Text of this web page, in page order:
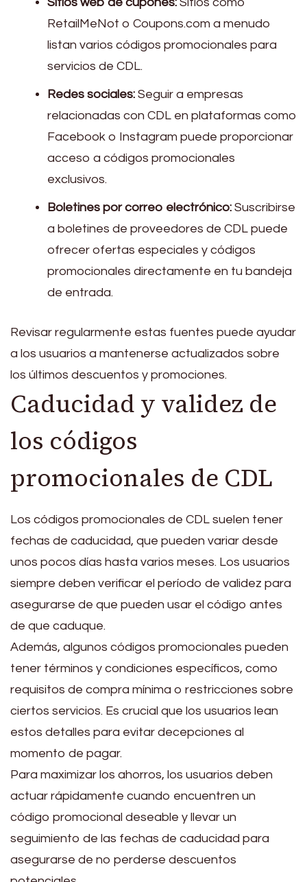
Sitios web de cupones: Sitios como
RetailMeNot o Coupons.com a menudo
listan varios códigos promocionales para
servicios de CDL.
Redes sociales: Seguir a empresas
relacionadas con CDL en plataformas como
Facebook o Instagram puede proporcionar
acceso a códigos promocionales
exclusivos.
Boletines por correo electrónico: Suscribirse
a boletines de proveedores de CDL puede
ofrecer ofertas especiales y códigos
promocionales directamente en tu bandeja
de entrada.
Revisar regularmente estas fuentes puede ayudar
a los usuarios a mantenerse actualizados sobre
los últimos descuentos y promociones.
Caducidad y validez de
los códigos
promocionales de CDL
Los códigos promocionales de CDL suelen tener
fechas de caducidad, que pueden variar desde
unos pocos días hasta varios meses. Los usuarios
siempre deben verificar el período de validez para
asegurarse de que pueden usar el código antes
de que caduque.
Además, algunos códigos promocionales pueden
tener términos y condiciones específicos, como
requisitos de compra mínima o restricciones sobre
ciertos servicios. Es crucial que los usuarios lean
estos detalles para evitar decepciones al
momento de pagar.
Para maximizar los ahorros, los usuarios deben
actuar rápidamente cuando encuentren un
código promocional deseable y llevar un
seguimiento de las fechas de caducidad para
asegurarse de no perderse descuentos